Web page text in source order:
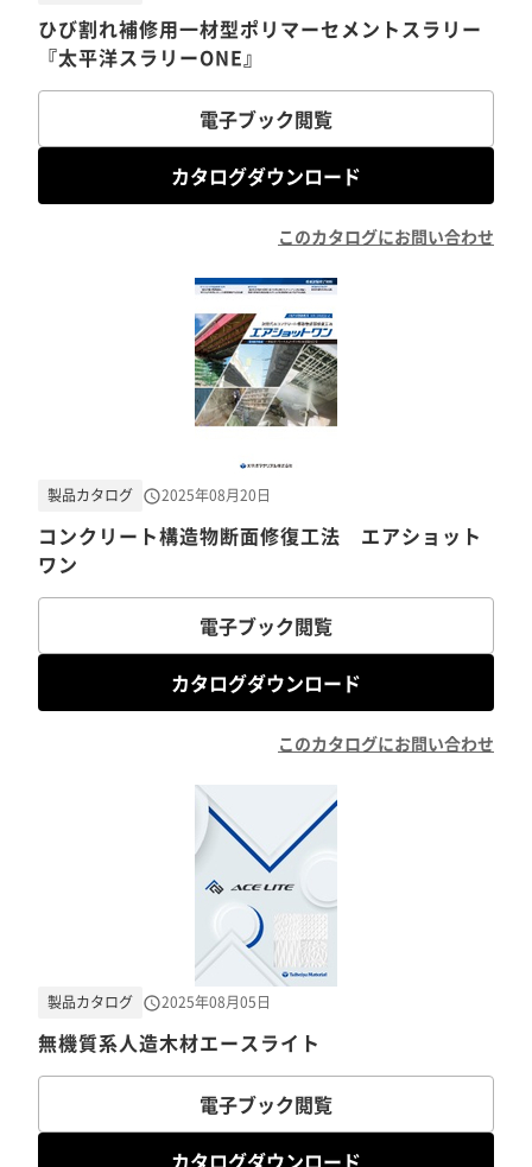
ひび割れ補修用一材型ポリマーセメントスラリー
『太平洋スラリーONE』
電子ブック閲覧
カタログダウンロード
このカタログにお問い合わせ
コンクリート構造物断面修復工法 エアショット
ワン
製品カタログ 2025年08月20日
電子ブック閲覧
カタログダウンロード
このカタログにお問い合わせ
無機質系人造木材エースライト
製品カタログ 2025年08月05日
電子ブック閲覧
カタログダウンロード